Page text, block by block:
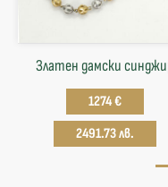
Златен дамски
1274 €
2491.73 лв.